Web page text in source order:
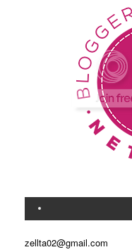
zellta02@gmail.com